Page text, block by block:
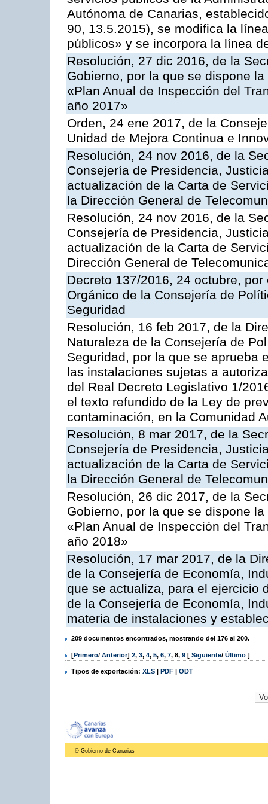
Autónoma de Canarias,
90, 13.5.2015), se modifica la
públicos» y se incorpora la línea
Resolución, 27 dic 2016, de la
Gobierno, por la que se dispone
«Plan Anual de Inspección del
año 2017»
Orden, 24 ene 2017, de la
Unidad de Mejora Continua e
Resolución, 24 nov 2016, de la
Consejería de Presidencia,
actualización de la Carta de
la Dirección General de
Resolución, 24 nov 2016, de la
Consejería de Presidencia,
actualización de la Carta de
Dirección General de
Decreto 137/2016, 24 octubre,
Orgánico de la Consejería de
Seguridad
Resolución, 16 feb 2017, de la
Naturaleza de la Consejería de
Seguridad, por la que se aprueba
las instalaciones sujetas a
del Real Decreto Legislativo 1/
el texto refundido de la Ley de
contaminación, en la Comunidad
Resolución, 8 mar 2017, de la
Consejería de Presidencia,
actualización de la Carta de
la Dirección General de
Resolución, 26 dic 2017, de la
Gobierno, por la que se dispone
«Plan Anual de Inspección del
año 2018»
Resolución, 17 mar 2017, de la
de la Consejería de Economía,
que se actualiza, para el ejercicio
de la Consejería de Economía,
materia de instalaciones y
209 documentos encontrados, mostrando del 176 al 200.
[Primero/ Anterior] 2, 3, 4, 5, 6, 7, 8, 9 [ Siguiente/ Último ]
Tipos de exportación: XLS | PDF | ODT
© Gobierno de Canarias